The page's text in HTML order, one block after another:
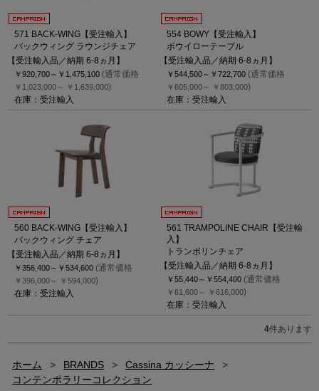
571 BACK-WING【受注輸入】
バックウィング ラウンジチェア
【受注輸入品／納期 6-8ヵ月】
￥920,700～ ￥1,475,100 (通常価格
￥1,023,000～ ￥1,639,000)
在庫：受注輸入
554 BOWY【受注輸入】
ボウイローテーブル
【受注輸入品／納期 6-8ヵ月】
￥544,500～ ￥722,700 (通常価格
￥605,000～ ￥803,000)
在庫：受注輸入
560 BACK-WING【受注輸入】
バックウィング チェア
【受注輸入品／納期 6-8ヵ月】
￥356,400～ ￥534,600 (通常価格
￥396,000～ ￥594,000)
在庫：受注輸入
561 TRAMPOLINE CHAIR【受注輸
入】
トランポリンチェア
【受注輸入品／納期 6-8ヵ月】
￥55,440～ ￥554,400 (通常価格
￥61,600～ ￥616,000)
在庫：受注輸入
4件あります
ホーム > BRANDS > Cassina カッシーナ
>
コンテンポラリーコレクション